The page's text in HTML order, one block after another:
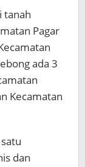
tanah
Pagar
ada 3
Kecamatan
dan